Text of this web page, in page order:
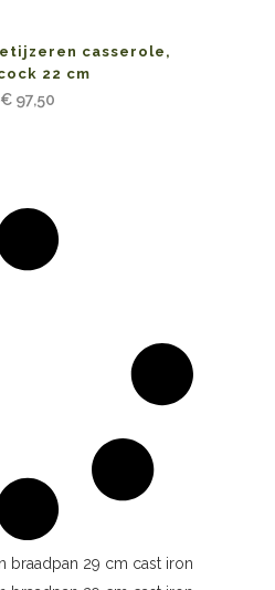
casserole,
22 cm
€ 97,50